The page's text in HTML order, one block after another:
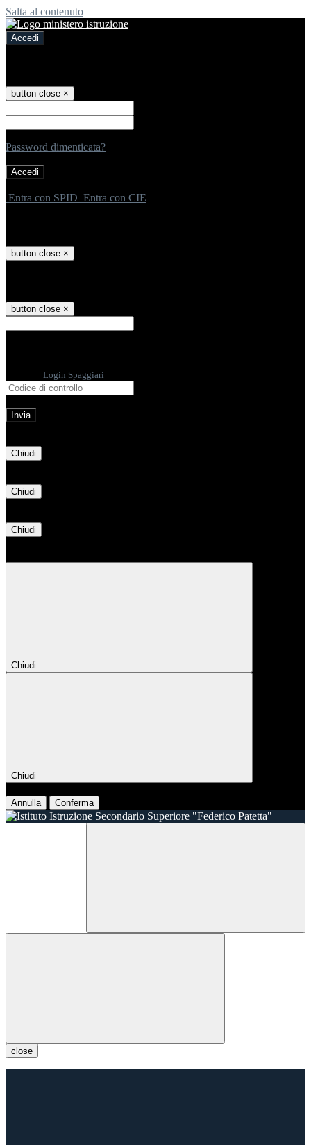
Salta al contenuto
Accedi
button close ×
Password dimenticata?
Entra con SPID Entra con CIE
button close ×
button close ×
Login Spaggiari
Chiudi
Chiudi
Chiudi
Chiudi
Chiudi
Annulla Conferma
close